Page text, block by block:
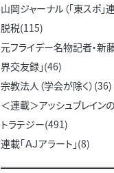
山岡ジャーナル（「東スポ」
脱税(115)
元フライデー名物記者・新
界交友録」(46)
宗教法人（学会が除く）(36)
＜連載＞アッシュブレイン
トラテジー(491)
連載「ＡＪアラート」(8)